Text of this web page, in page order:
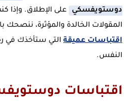
دوستويفسكي
على الإطلاق. وإذا
المقولات الخالدة والمؤثرة، ننصحك
اقتباسات عميقة التي ستأخذك في
النفس.
اقتباسات